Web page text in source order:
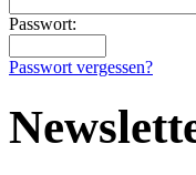
Passwort:
Passwort vergessen?